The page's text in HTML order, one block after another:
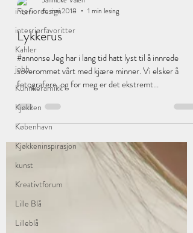
interiordesign
interriørfavoritter
Kahler
jobb
Kühnkeramikk
Kjøkken
København
Kjøkkeninspirasjon
kunst
Kreativtforum
Lille Blå
Lilleblå
Jannicke Valen
Lykkerus
soverommet vårt med kjære minner. Vi elsker å
fotografere, og for meg er det ekstremt...